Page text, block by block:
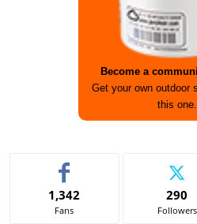
Become a
Get your own outdoor
this one.
1,342
Fans
290
Followers